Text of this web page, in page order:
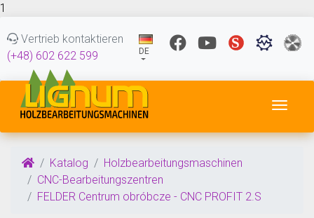
1
Vertrieb kontaktieren
(+48) 602 622 599
DE
Katalog
Holzbearbeitungsmaschinen
CNC-Bearbeitungszentren
FELDER Centrum obróbcze - CNC PROFIT 2.S